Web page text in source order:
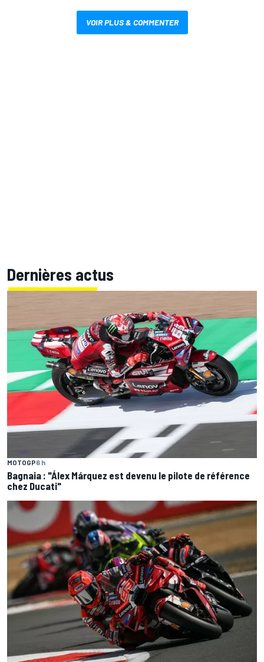
VOIR PLUS & COMMENTER
Dernières actus
MOTOGP6 h
Bagnaia : "Álex Márquez est devenu le pilote de référence
chez Ducati"